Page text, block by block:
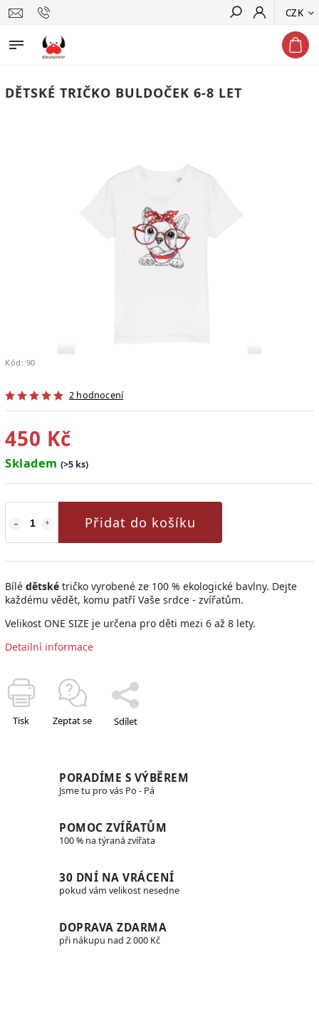
CZK
Hledat
DĚTSKÉ TRIČKO BULDOČEK 6-8 LET
Kód: 90
2 hodnocení
450 Kč
Skladem (>5 ks)
Přidat do košíku
Bílé dětské tričko vyrobené ze 100 % ekologické bavlny. Dejte
každému vědět, komu patří Vaše srdce - zvířatům.
Velikost ONE SIZE je určena pro děti mezi 6 až 8 lety.
Detailní informace
Tisk Zeptat se Sdílet
PORADÍME S VÝBĚREM
Jsme tu pro vás Po - Pá
POMOC ZVÍŘATŮM
100 % na týraná zvířata
30 DNÍ NA VRÁCENÍ
pokud vám velikost nesedne
DOPRAVA ZDARMA
při nákupu nad 2 000 Kč